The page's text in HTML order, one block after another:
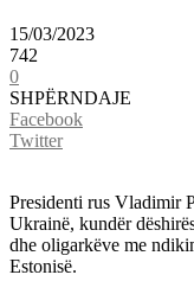
15/03/2023
742
0
SHPËRNDAJE
Facebook
Twitter
Presidenti rus Vladimir
Ukrainë, kundër
dhe oligarkëve me
Estonisë.